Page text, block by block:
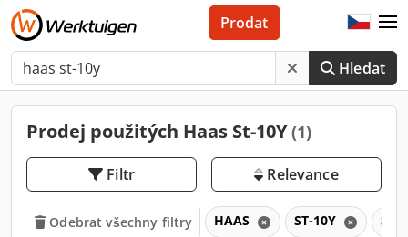
Hledat
Prodat
Prodej použitých Haas St-10Y(1)
Filtr Relevance
Odebrat všechny filtry HAAS ST-10Y ST